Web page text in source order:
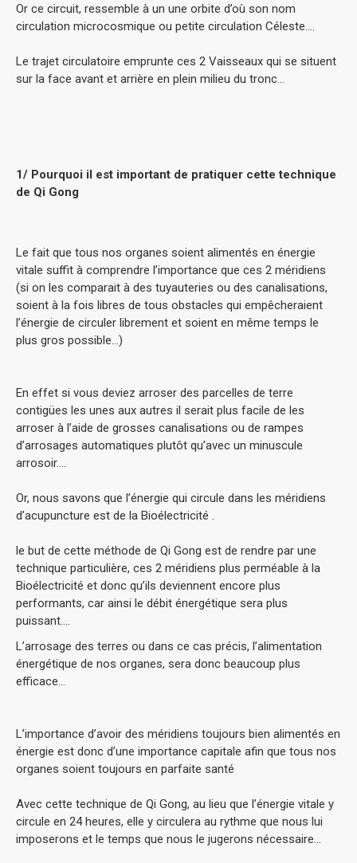
Or ce circuit, ressemble à un une orbite d’où son nom
circulation microcosmique ou petite circulation Céleste….
Le trajet circulatoire emprunte ces 2 Vaisseaux qui se situent
sur la face avant et arrière en plein milieu du tronc…
1/ Pourquoi il est important de pratiquer cette technique
de Qi Gong
Le fait que tous nos organes soient alimentés en énergie
vitale suffit à comprendre l’importance que ces 2 méridiens
(si on les comparait à des tuyauteries ou des canalisations,
soient à la fois libres de tous obstacles qui empêcheraient
l’énergie de circuler librement et soient en même temps le
plus gros possible…)
En effet si vous deviez arroser des parcelles de terre
contigües les unes aux autres il serait plus facile de les
arroser à l’aide de grosses canalisations ou de rampes
d’arrosages automatiques plutôt qu’avec un minuscule
arrosoir….
Or, nous savons que l’énergie qui circule dans les méridiens
d’acupuncture est de la Bioélectricité .
le but de cette méthode de Qi Gong est de rendre par une
technique particulière, ces 2 méridiens plus perméable à la
Bioélectricité et donc qu’ils deviennent encore plus
performants, car ainsi le débit énergétique sera plus
puissant….
L’arrosage des terres ou dans ce cas précis, l’alimentation
énergétique de nos organes, sera donc beaucoup plus
efficace…
L’importance d’avoir des méridiens toujours bien alimentés en
énergie est donc d’une importance capitale afin que tous nos
organes soient toujours en parfaite santé
Avec cette technique de Qi Gong, au lieu que l’énergie vitale y
circule en 24 heures, elle y circulera au rythme que nous lui
imposerons et le temps que nous le jugerons nécessaire…